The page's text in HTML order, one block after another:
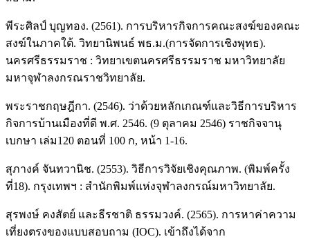
พีระศิลป์ บุญทอง. (2561). การบริหารกิจการคณะสงฆ์ของคณะ
สงฆ์ในภาคใต้. วิทยานิพนธ์ พธ.ม.(การจัดการเชิงพุทธ).
นครศรีธรรมราช : วิทยาเขตนครศรีธรรมราช มหาวิทยาลัย
มหาจุฬาลงกรณราชวิทยาลัย.
พระราชกฤษฎีกา. (2546). ว่าด้วยหลักเกณฑ์และวิธีการบริหาร
กิจการบ้านเมืองที่ดี พ.ศ. 2546. (9 ตุลาคม 2546) ราชกิจจานุ
เบกษา เล่ม120 ตอนที่ 100 ก, หน้า 1-16.
สุภางค์ จันทวานิช. (2553). วิธีการวิจัยเชิงคุณภาพ. (พิมพ์ครั้ง
ที่18). กรุงเทพฯ : สำนักพิมพ์แห่งจุฬาลงกรณ์มหาวิทยาลัย.
สุรพงษ์ คงสัตย์ และธีรชาติ ธรรมวงค์. (2565). การหาค่าความ
เที่ยงตรงของแบบสอบถาม (IOC). เข้าถึงได้จาก